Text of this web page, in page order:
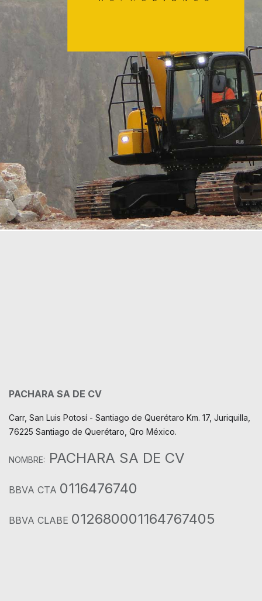
PACHARA SA DE CV
Carr, San Luis Potosí - Santiago de Querétaro Km. 17, Juriquilla,
76225 Santiago de Querétaro, Qro México.
NOMBRE: PACHARA SA DE CV
BBVA CTA 0116476740
BBVA CLABE 012680001164767405